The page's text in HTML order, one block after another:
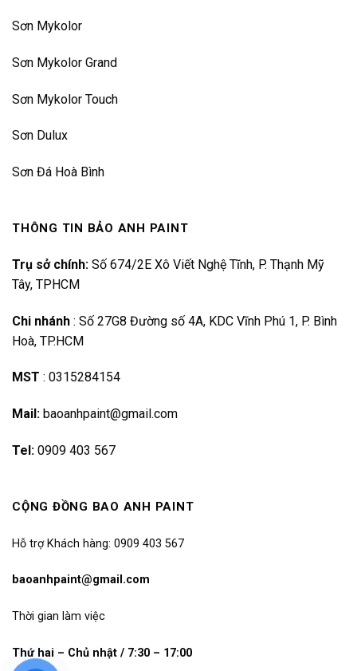
Sơn Mykolor
Sơn Mykolor Grand
Sơn Mykolor Touch
Sơn Dulux
Sơn Đá Hoà Bình
THÔNG TIN BẢO ANH PAINT
Trụ sở chính: Số 674/2E Xô Viết Nghệ Tĩnh, P. Thạnh Mỹ
Tây, TPHCM
Chi nhánh : Số 27G8 Đường số 4A, KDC Vĩnh Phú 1, P. Bình
Hoà, TP.HCM
MST : 0315284154
Mail: baoanhpaint@gmail.com
Tel: 0909 403 567
CỘNG ĐỒNG BAO ANH PAINT
Hỗ trợ Khách hàng: 0909 403 567
baoanhpaint@gmail.com
Thời gian làm việc
Thứ hai – Chủ nhật / 7:30 – 17:00